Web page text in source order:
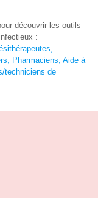
découvrir les outils
:
Pharmaciens, Aide à
techniciens de